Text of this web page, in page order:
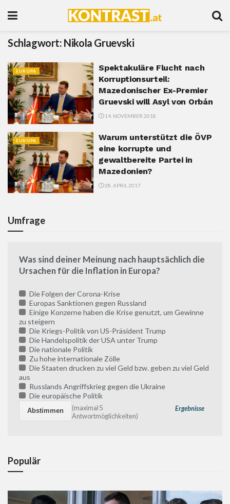
Schlagwort: Nikola Gruevski
EUROPA
Spektakuläre Flucht nach
Korruptionsurteil:
Mazedonischer Ex-Premier
Gruevski will Asyl von Orbán
14. NOVEMBER 2018
EUROPA
Warum unterstützt die ÖVP
eine korrupte und
gewaltbereite Partei in
Mazedonien?
28. APRIL 2017
Umfrage
Was sind deiner Meinung nach hauptsächlich die
Ursachen für die Inflation in Europa?
Die Folgen der Corona-Krise
Europas Sanktionen gegen Russland
Einige Konzerne haben die Krise genutzt, um Gewinne
zu steigern
Die Kriegs-Politik von US-Präsident Trump
Die Handelspolitik der USA unter Trump
Die nationale Politik
Zu hohe internationale Zölle
Die Staaten drucken zu viel Geld bzw. geben zu viel Geld
aus
Russlands Angriffskrieg gegen die Ukraine
Die europäische Politik
Ergebnisse
(maximal 5
Antwortmöglichkeiten)
Populär